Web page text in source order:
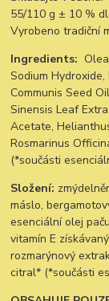
55/110 g ± 10 %
Vyrobeno tradiční
Ingredients:
Sodium
Communis Seed
Sinensis Leaf
Acetate,
Rosmarinus
(*součásti
Složení:
máslo,
esenciální olej
vitamín E
rozmarýnový
citral* (*součásti